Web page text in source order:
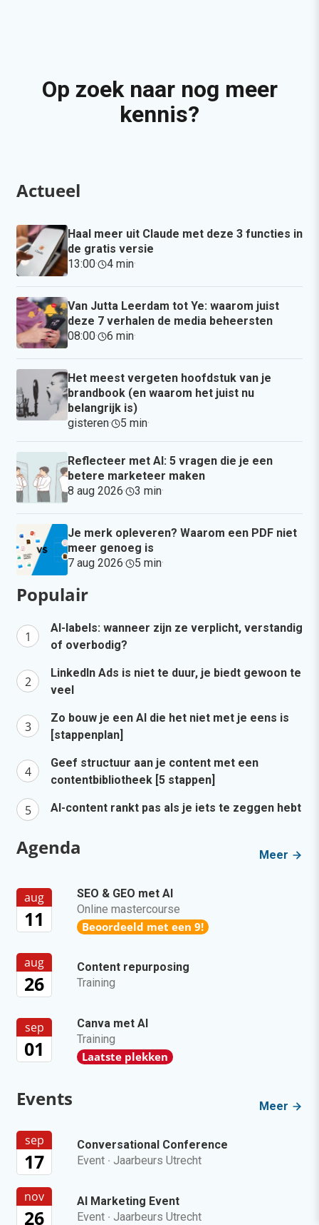
Op zoek naar nog meer
kennis?
Actueel
Haal meer uit Claude met deze 3 functies in
de gratis versie
13:00· 4 min·
Van Jutta Leerdam tot Ye: waarom juist
deze 7 verhalen de media beheersten
08:00· 6 min·
Het meest vergeten hoofdstuk van je
brandbook (en waarom het juist nu
belangrijk is)
gisteren· 5 min·
Reflecteer met AI: 5 vragen die je een
betere marketeer maken
8 aug 2026· 3 min·
Je merk opleveren? Waarom een PDF niet
meer genoeg is
7 aug 2026· 5 min·
Populair
AI-labels: wanneer zijn ze verplicht, verstandig
of overbodig?
LinkedIn Ads is niet te duur, je biedt gewoon te
veel
Zo bouw je een AI die het niet met je eens is
[stappenplan]
Geef structuur aan je content met een
contentbibliotheek [5 stappen]
AI-content rankt pas als je iets te zeggen hebt
Agenda Meer
aug
11
SEO & GEO met AI
Online mastercourse
Beoordeeld met een 9!
aug
26
Content repurposing
Training
sep
01
Canva met AI
Training
Laatste plekken
Events Meer
sep
17
Conversational Conference
Event · Jaarbeurs Utrecht
nov
26
AI Marketing Event
Event · Jaarbeurs Utrecht